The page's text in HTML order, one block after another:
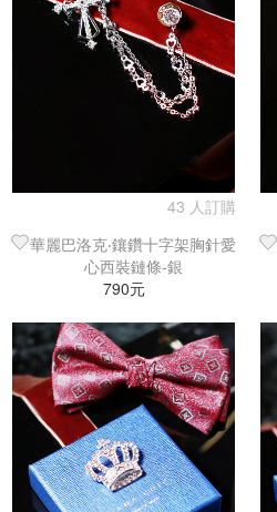
43 人訂購
華麗巴洛克‧鑲鑽十字架胸針愛
心西裝鏈條-銀
790元